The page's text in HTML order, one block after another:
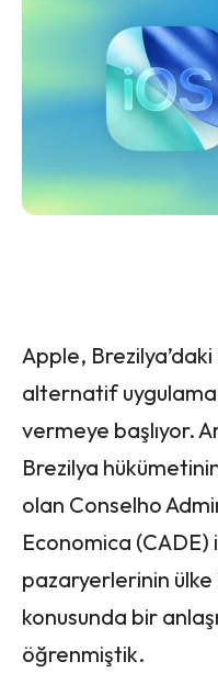
Apple, Brezilya’daki
alternatif uygulama
vermeye başlıyor.
Brezilya
olan Conselho
Economica
pazaryerlerinin ülke
konusunda bir
öğrenmiştik.